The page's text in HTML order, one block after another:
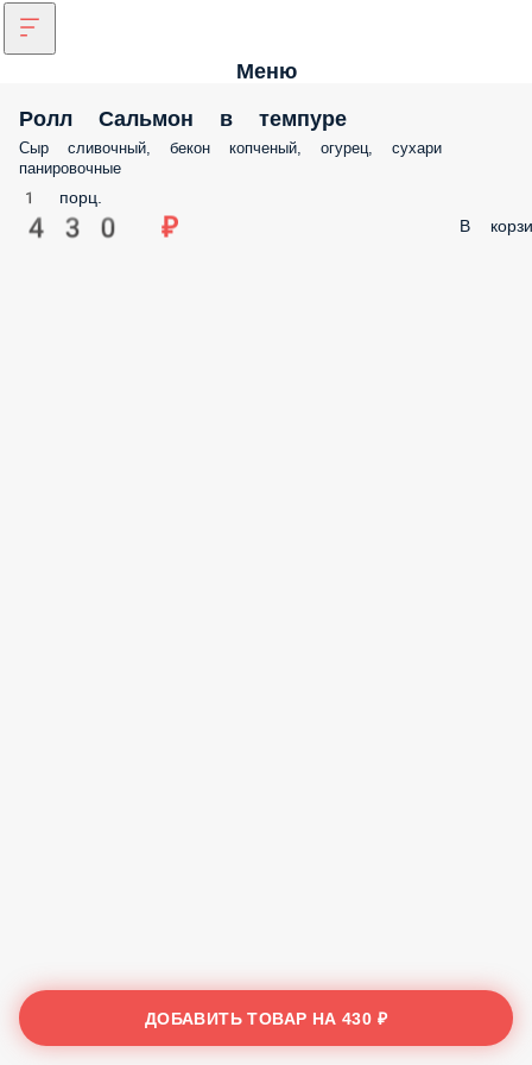
Меню
Ролл Сальмон в темпуре
Сыр сливочный, бекон копченый, огурец, сухари панировочные
1 порц.
430 ₽
ДОБАВИТЬ ТОВАР НА430 ₽